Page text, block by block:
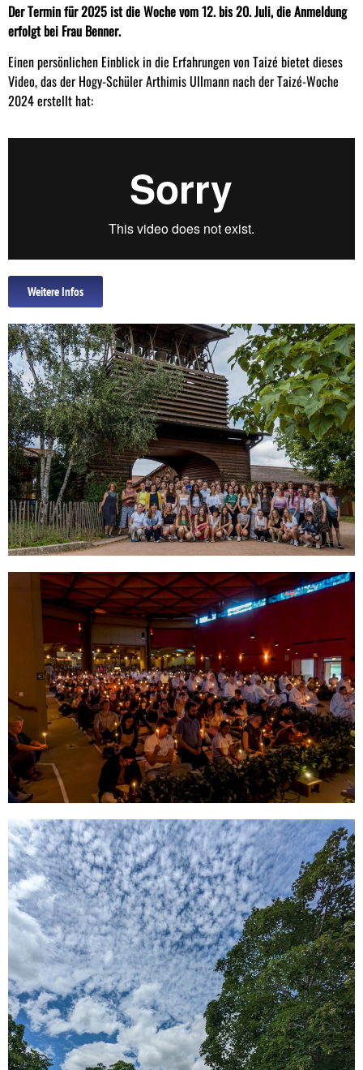
Der Termin für 2025 ist die Woche vom 12. bis 20. Juli, die Anmeldung
erfolgt bei Frau Benner.
Einen persönlichen Einblick in die Erfahrungen von Taizé bietet dieses
Video, das der Hogy-Schüler Arthimis Ullmann nach der Taizé-Woche
2024 erstellt hat:
Weitere Infos